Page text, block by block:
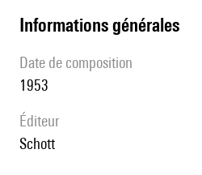
informations générales
date de composition
1953
éditeur
Schott